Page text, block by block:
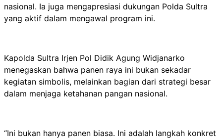
nasional. Ia juga mengapresiasi dukungan Polda Sultra
yang aktif dalam mengawal program ini.
Kapolda Sultra Irjen Pol Didik Agung Widjanarko
menegaskan bahwa panen raya ini bukan sekadar
kegiatan simbolis, melainkan bagian dari strategi besar
dalam menjaga ketahanan pangan nasional.
“Ini bukan hanya panen biasa. Ini adalah langkah konkret